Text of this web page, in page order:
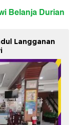
Belanja Durian
Langganan